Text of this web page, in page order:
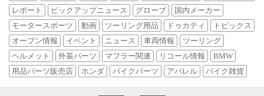
レポート
ピックアップニュース グローブ
国内メーカー
モータースポーツ
動画 ツーリング用品 ドゥカティ
トピックス
オープン情報
イベント ニュース 車両情報
ツーリング
ヘルメット
外装パーツ マフラー関連 リコール情報
BMW
用品パーツ販売店
ホンダ バイクパーツ アパレル バイク雑貨